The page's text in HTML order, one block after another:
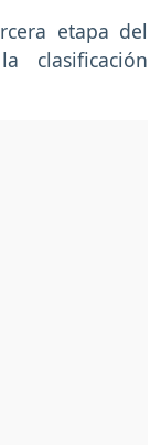
etapa del
clasificación